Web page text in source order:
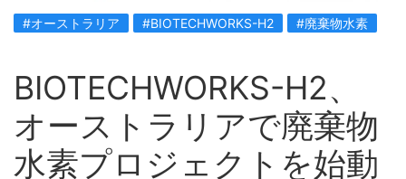
#オーストラリア #BIOTECHWORKS-H2 #廃棄物水素
BIOTECHWORKS-H2、
オーストラリアで廃棄物
水素プロジェクトを始動